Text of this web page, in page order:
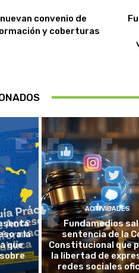
convenio de
y coberturas
a la
que
ACTIVIDADES
Fundamedios
sentencia de la
Constitucional que
la libertad de
redes sociales